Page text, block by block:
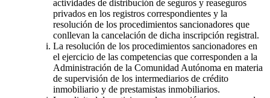
actividades de distribución de seguros y reaseguros
privados en los registros correspondientes y la
resolución de los procedimientos sancionadores que
conllevan la cancelación de dicha inscripción registral.
La resolución de los procedimientos sancionadores en
el ejercicio de las competencias que corresponden a la
Administración de la Comunidad Autónoma en materia
de supervisión de los intermediarios de crédito
inmobiliario y de prestamistas inmobiliarios.